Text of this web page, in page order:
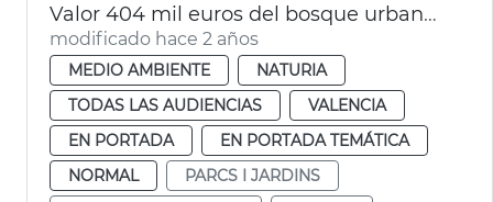
Valor 404 mil euros del bosque urbano de València
modificado hace 2 años
MEDIO AMBIENTE
NATURIA
TODAS LAS AUDIENCIAS
VALENCIA
EN PORTADA
EN PORTADA TEMÁTICA
NORMAL
PARCS I JARDINS